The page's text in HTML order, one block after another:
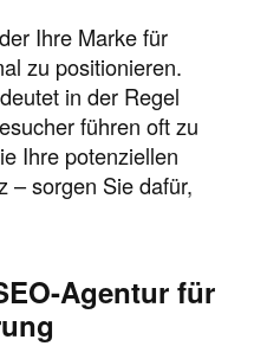
Ihre Marke für
zu positionieren.
in der Regel
führen oft zu
Ihre potenziellen
– sorgen Sie dafür,
Agentur für